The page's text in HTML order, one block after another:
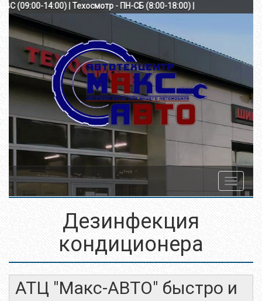
ВС (09:00-14:00) | Техосмотр - ПН-СБ (8:00-18:00) |
Toggle
Дезинфекция
кондиционера
АТЦ "Макс-АВТО" быстро и